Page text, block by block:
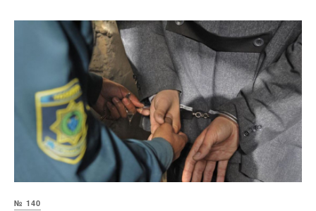
№ 140